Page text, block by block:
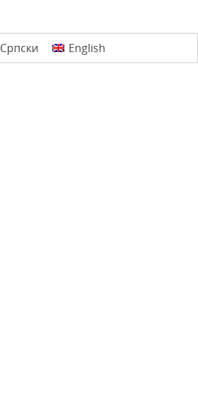
Српски English